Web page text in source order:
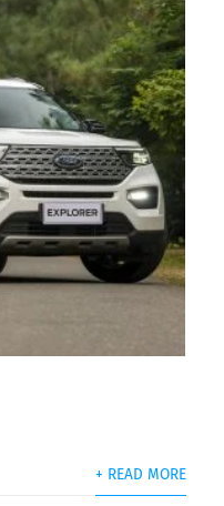
+ READ MORE